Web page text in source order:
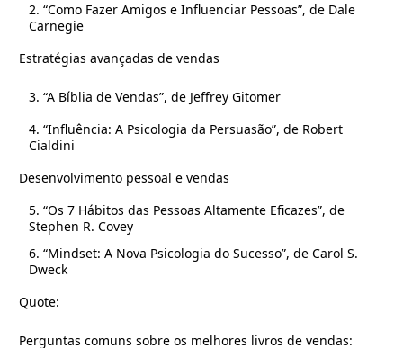
2. “Como Fazer Amigos e Influenciar Pessoas”, de Dale
Carnegie
Estratégias avançadas de vendas
3. “A Bíblia de Vendas”, de Jeffrey Gitomer
4. “Influência: A Psicologia da Persuasão”, de Robert
Cialdini
Desenvolvimento pessoal e vendas
5. “Os 7 Hábitos das Pessoas Altamente Eficazes”, de
Stephen R. Covey
6. “Mindset: A Nova Psicologia do Sucesso”, de Carol S.
Dweck
Quote:
Perguntas comuns sobre os melhores livros de vendas: